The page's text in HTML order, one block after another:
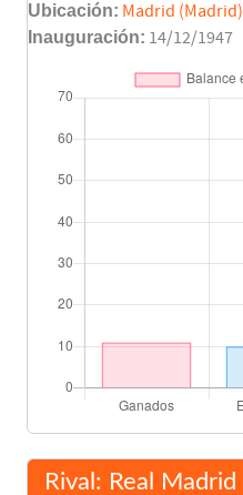
Santillana
Final del partido
Ubicación: Madrid (Madrid)
Inauguración: 14/12/1947
Rival: Real Madrid